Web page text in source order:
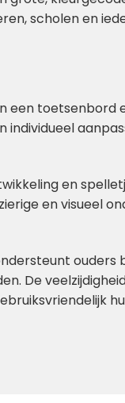
scholen en
een toetsenbord
en
en visueel
ouders
De